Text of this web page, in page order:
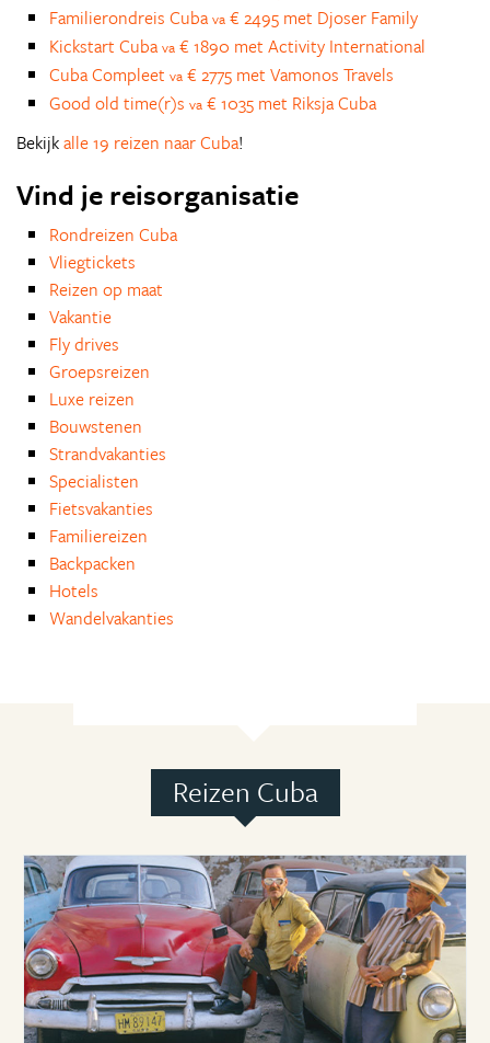
Familierondreis Cuba va € 2495 met Djoser Family
Kickstart Cuba va € 1890 met Activity International
Cuba Compleet va € 2775 met Vamonos Travels
Good old time(r)s va € 1035 met Riksja Cuba
Bekijkalle 19 reizen naar Cuba!
Vind je reisorganisatie
Rondreizen Cuba
Vliegtickets
Reizen op maat
Vakantie
Fly drives
Groepsreizen
Luxe reizen
Bouwstenen
Strandvakanties
Specialisten
Fietsvakanties
Familiereizen
Backpacken
Hotels
Wandelvakanties
Reizen Cuba